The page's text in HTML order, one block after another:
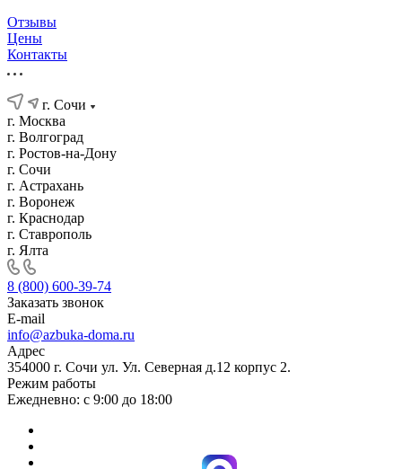
Отзывы
Цены
Контакты
г. Сочи
г. Москва
г. Волгоград
г. Ростов-на-Дону
г. Сочи
г. Астрахань
г. Воронеж
г. Краснодар
г. Ставрополь
г. Ялта
8 (800) 600-39-74
Заказать звонок
E-mail
info@azbuka-doma.ru
Адрес
354000 г. Сочи ул. Ул. Северная д.12 корпус 2.
Режим работы
Ежедневно: с 9:00 до 18:00